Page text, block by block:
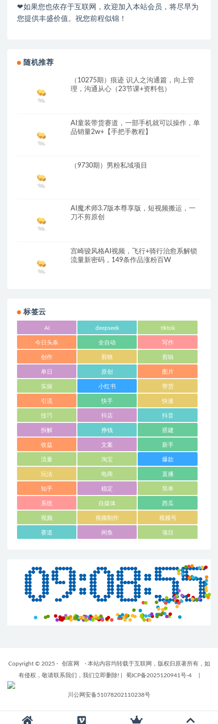
❤如果您也依存于互联网，欢迎加入本站会员，将尽早为
您提供丰盛价值。祝您前程似锦！
随机推荐
（10275期）痕迹 识人之沟通篇，向上管
理，沟通从心（23节课+资料包）
AI童装带货赛道，一部手机就可以操作，单
品销量2w+【手把手教程】
（9730期）男粉私域项目
AI魔术师3.7版本尊享版，短视频搬运，一
刀不剪原创
宫崎骏⻛格AI视频，⻜⾏+骑⾏治愈系解锁
流量新密码，149条作品涨粉百W
标签云
AI deepseek tiktok
今日头条 全自动 写作
创作 剪映 剪辑
单日 原创 图片
实操 小红书 带货
引流 快手 快速
技巧 抖店 抖音
拆解 挣钱 搭建
收益 文案 新手
流量 淘宝 爆款
玩法 电商 直播
知乎 稳定 简单
系统 自媒体 西瓜
视频 视频制作 视频号
赛道 闲鱼 项目
Copyright © 2025 · 创富网
· 本站内容均转载于互联网，版权归原著所有，如
有侵权，敬请联系我们，我们立即删除!
蜀ICP备2025120941号-4
川公网安备51078202110238号